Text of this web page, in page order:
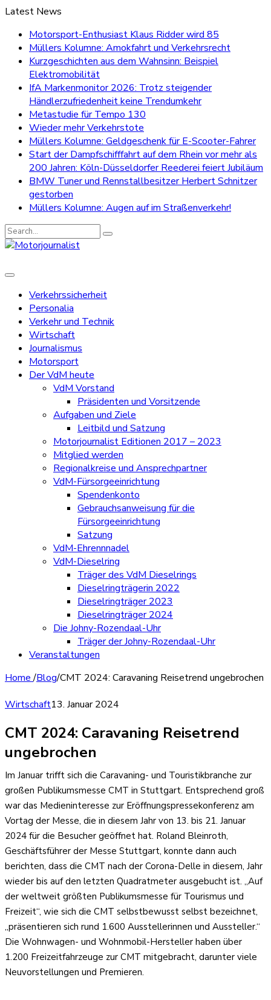
Latest News
Motorsport-Enthusiast Klaus Ridder wird 85
Müllers Kolumne: Amokfahrt und Verkehrsrecht
Kurzgeschichten aus dem Wahnsinn: Beispiel
Elektromobilität
IfA Markenmonitor 2026: Trotz steigender
Händlerzufriedenheit keine Trendumkehr
Metastudie für Tempo 130
Wieder mehr Verkehrstote
Müllers Kolumne: Geldgeschenk für E-Scooter-Fahrer
Start der Dampfschifffahrt auf dem Rhein vor mehr als
200 Jahren: Köln-Düsseldorfer Reederei feiert Jubiläum
BMW Tuner und Rennstallbesitzer Herbert Schnitzer
gestorben
Müllers Kolumne: Augen auf im Straßenverkehr!
Search
for:
Verkehrssicherheit
Personalia
Verkehr und Technik
Wirtschaft
Journalismus
Motorsport
Der VdM heute
VdM Vorstand
Präsidenten und Vorsitzende
Aufgaben und Ziele
Leitbild und Satzung
Motorjournalist Editionen 2017 – 2023
Mitglied werden
Regionalkreise und Ansprechpartner
VdM-Fürsorgeeinrichtung
Spendenkonto
Gebrauchsanweisung für die
Fürsorgeeinrichtung
Satzung
VdM-Ehrennnadel
VdM-Dieselring
Träger des VdM Dieselrings
Dieselringträgerin 2022
Dieselringträger 2023
Dieselringträger 2024
Die Johny-Rozendaal-Uhr
Träger der Johny-Rozendaal-Uhr
Veranstaltungen
Home/Blog/CMT 2024: Caravaning Reisetrend ungebrochen
Wirtschaft13. Januar 2024
CMT 2024: Caravaning Reisetrend
ungebrochen
Im Januar trifft sich die Caravaning- und Touristikbranche zur
großen Publikumsmesse CMT in Stuttgart. Entsprechend groß
war das Medieninteresse zur Eröffnungspressekonferenz am
Vortag der Messe, die in diesem Jahr von 13. bis 21. Januar
2024 für die Besucher geöffnet hat. Roland Bleinroth,
Geschäftsführer der Messe Stuttgart, konnte dann auch
berichten, dass die CMT nach der Corona-Delle in diesem, Jahr
wieder bis auf den letzten Quadratmeter ausgebucht ist. „Auf
der weltweit größten Publikumsmesse für Tourismus und
Freizeit“, wie sich die CMT selbstbewusst selbst bezeichnet,
„präsentieren sich rund 1.600 Ausstellerinnen und Aussteller.“
Die Wohnwagen- und Wohnmobil-Hersteller haben über
1.200 Freizeitfahrzeuge zur CMT mitgebracht, darunter viele
Neuvorstellungen und Premieren.